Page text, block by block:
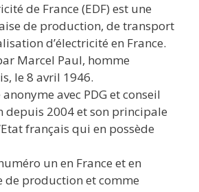
de France (EDF) est une
de production, de transport
d’électricité en France.
Marcel Paul, homme
le 8 avril 1946.
anonyme avec PDG et conseil
depuis 2004 et son principale
français qui en possède
un en France et en
de production et comme